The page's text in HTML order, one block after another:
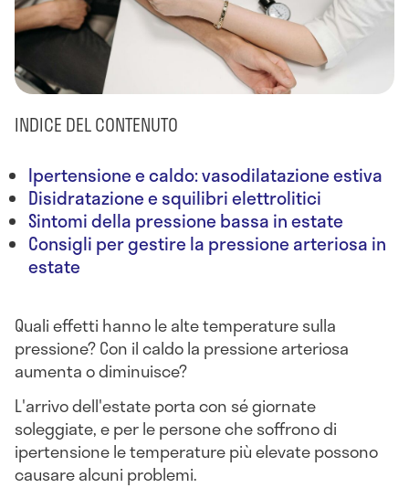
INDICE DEL CONTENUTO
Ipertensione e caldo: vasodilatazione estiva
Disidratazione e squilibri elettrolitici
Sintomi della pressione bassa in estate
Consigli per gestire la pressione arteriosa in
estate
Quali effetti hanno le alte temperature sulla
pressione? Con il caldo la pressione arteriosa
aumenta o diminuisce?
L'arrivo dell'estate porta con sé giornate
soleggiate, e per le persone che soffrono di
ipertensione le temperature più elevate possono
causare alcuni problemi.